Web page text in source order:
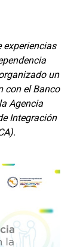
experiencias
un
con el Banco
Agencia
Integración